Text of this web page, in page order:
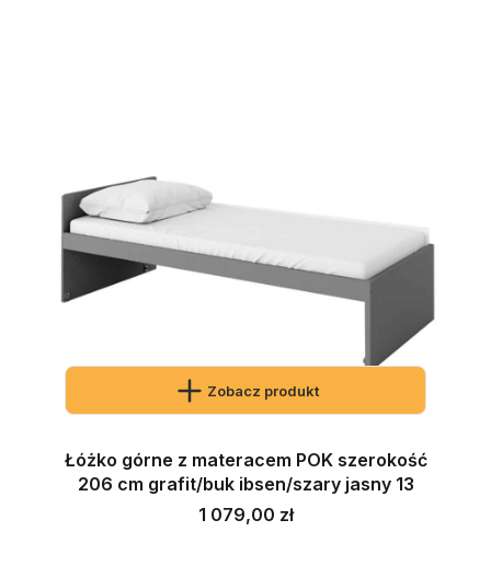
Zobacz produkt
Łóżko górne z materacem POK szerokość
206 cm grafit/buk ibsen/szary jasny 13
Cena
1 079,00 zł